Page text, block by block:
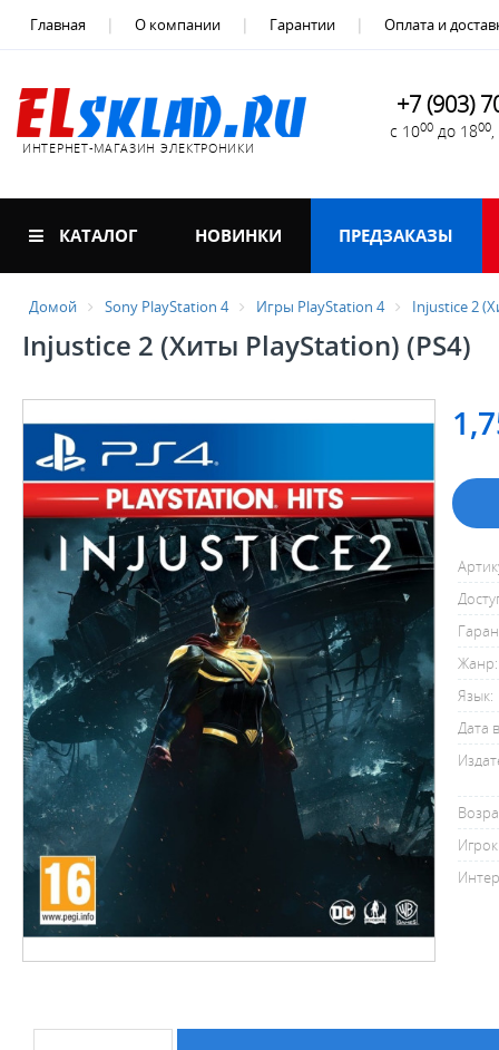
Главная О компании Гарантии Оплата и
ИНТЕРНЕТ-МАГАЗИН ЭЛЕКТРОНИКИ
+7 (903)
с 1000 до 1800
КАТАЛОГ НОВИНКИ ПРЕДЗАКАЗЫ
Домой Sony PlayStation 4 Игры PlayStation 4 Injustice 2
Injustice 2 (Хиты PlayStation) (PS4)
Жанр:
Язык:
Дата